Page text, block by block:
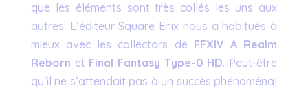
que les éléments sont très collés les uns aux
autres. L’éditeur Square Enix nous a habitués à
mieux avec les collectors de FFXIV A Realm
Reborn et Final Fantasy Type-0 HD. Peut-être
qu’il ne s’attendait pas à un succès phénoménal